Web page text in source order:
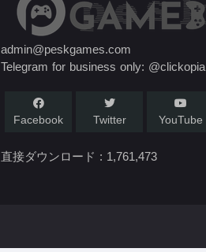
admin@peskgames.com
Telegram for business only: @clickopia
Facebook Twitter YouTube
直接ダウンロード : 1,761,473